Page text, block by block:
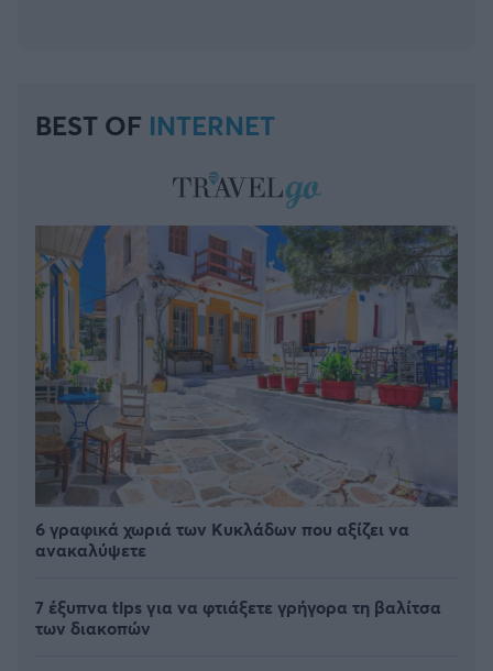
BEST OF INTERNET
6 γραφικά χωριά των Κυκλάδων που αξίζει να
ανακαλύψετε
7 έξυπνα tips για να φτιάξετε γρήγορα τη βαλίτσα
των διακοπών